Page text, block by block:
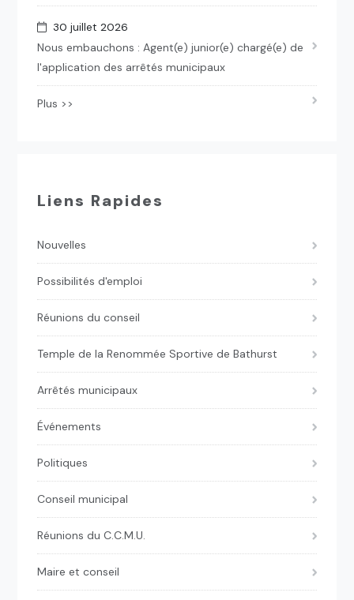
30 juillet 2026
Nous embauchons : Agent(e) junior(e) chargé(e) de
l'application des arrêtés municipaux
Plus >>
Liens Rapides
Nouvelles
Possibilités d'emploi
Réunions du conseil
Temple de la Renommée Sportive de Bathurst
Arrêtés municipaux
Événements
Politiques
Conseil municipal
Réunions du C.C.M.U.
Maire et conseil